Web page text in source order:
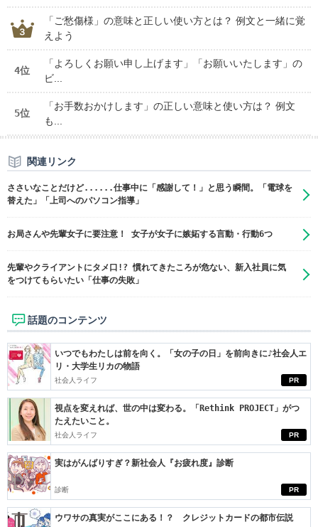
「ご愁傷様」の意味と正しい使い方とは？ 例文と一緒に覚
えよう
4位
「よろしくお願い申し上げます」「お願いいたします」の
ビ...
5位
「お手数おかけします」の正しい意味と使い方は？ 例文
も...
関連リンク
ささいなことだけど......仕事中に「感謝して！」と思う瞬間。「電球を
替えた」「上司へのパソコン指導」
お局さんや先輩女子に要注意！ 女子が女子に嫉妬する言動・行動6つ
先輩やクライアントにタメ口!? 慣れてきたころが危ない、新入社員に気
をつけてもらいたい「仕事の失敗」
話題のコンテンツ
PR
いつでもわたしは前を向く。「女の子の日」を前向きに♪社会人エ
リ・大学生リカの物語
社会人ライフ
PR
視点を変えれば、世の中は変わる。「Rethink PROJECT」がつ
たえたいこと。
社会人ライフ
PR
実はがんばりすぎ？新社会人『お疲れ度』診断
診断
ウワサの真実がここにある！？ クレジットカードの都市伝説